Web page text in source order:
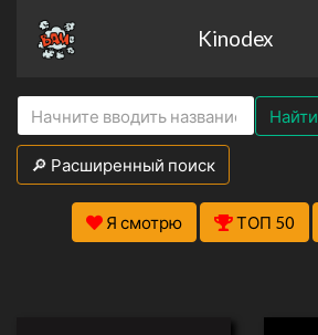
Kinodex
Найти
🔎 Расширенный поиск
Я смотрю ТОП 50